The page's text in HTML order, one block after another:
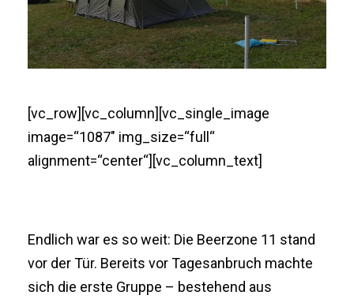
[vc_row][vc_column][vc_single_image
image=“1087″ img_size=“full“
alignment=“center“][vc_column_text]
Endlich war es so weit: Die Beerzone 11 stand
vor der Tür. Bereits vor Tagesanbruch machte
sich die erste Gruppe – bestehend aus